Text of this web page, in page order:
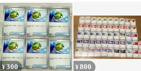
¥300 ¥800